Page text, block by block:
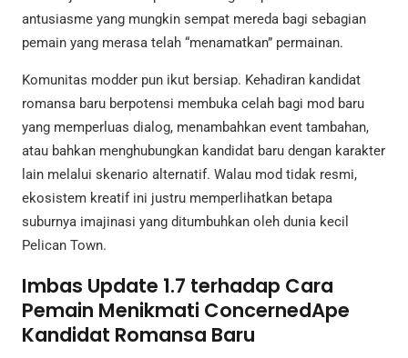
antusiasme yang mungkin sempat mereda bagi sebagian
pemain yang merasa telah “menamatkan” permainan.
Komunitas modder pun ikut bersiap. Kehadiran kandidat
romansa baru berpotensi membuka celah bagi mod baru
yang memperluas dialog, menambahkan event tambahan,
atau bahkan menghubungkan kandidat baru dengan karakter
lain melalui skenario alternatif. Walau mod tidak resmi,
ekosistem kreatif ini justru memperlihatkan betapa
suburnya imajinasi yang ditumbuhkan oleh dunia kecil
Pelican Town.
Imbas Update 1.7 terhadap Cara
Pemain Menikmati ConcernedApe
Kandidat Romansa Baru